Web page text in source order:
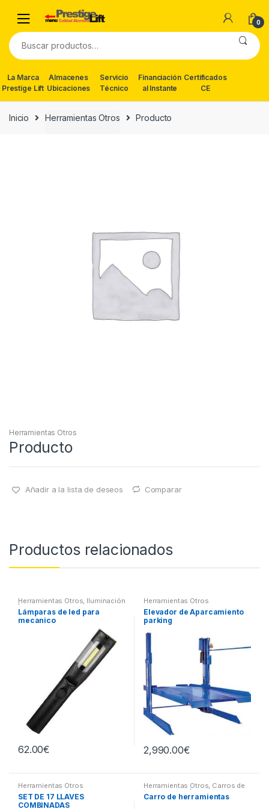
navigation
content
0
Buscar
por:
La Marca
Prestige Lift
Almacenes
Ubicaciones
Servicio
Técnico
Financiación
al Instante
Certificados
CE
Inicio Herramientas Otros Producto
Herramientas Otros
Producto
Añadir a la lista de deseos Comparar
Productos relacionados
Herramientas Otros, Iluminación
| Linternas Led
Lámparas de led para
mecanico
62.00€
Herramientas Otros
Elevador de Aparcamiento
parking
2,990.00€
Herramientas Otros
SET DE 17 LLAVES
COMBINADAS
Herramientas Otros, Carros de
Herramientas | Bancos
Carro de herramientas